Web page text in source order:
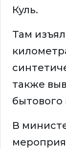
Куль.
Там
также
бытового
В